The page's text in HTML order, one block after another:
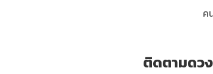
ค
ติดตามดว